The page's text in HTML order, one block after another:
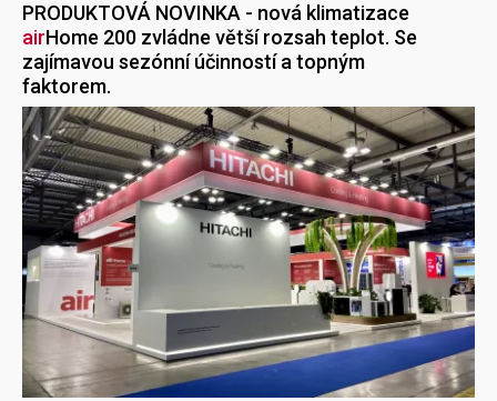
PRODUKTOVÁ NOVINKA - nová klimatizace
airHome 200 zvládne větší rozsah teplot. Se
zajímavou sezónní účinností a topným
faktorem.